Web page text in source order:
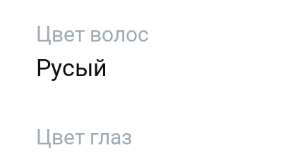
Цвет волос
Русый
Цвет глаз